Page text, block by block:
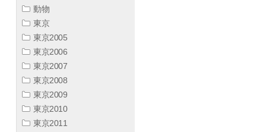
動物
東京
東京2005
東京2006
東京2007
東京2008
東京2009
東京2010
東京2011